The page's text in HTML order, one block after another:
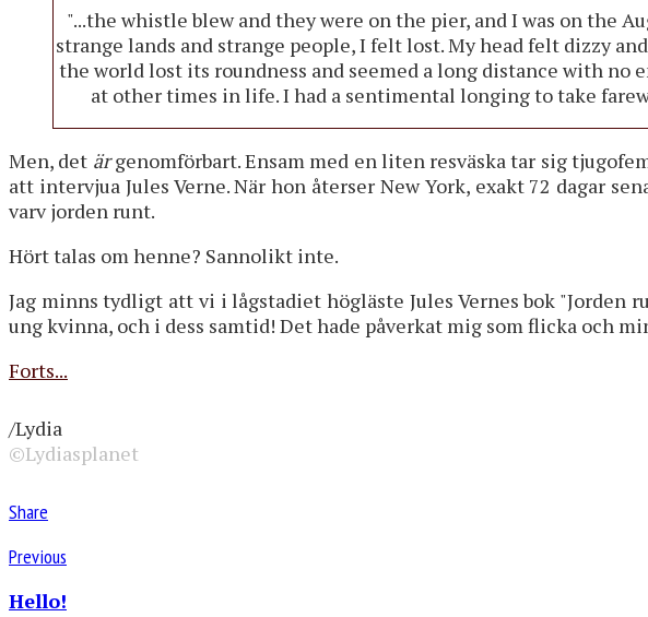
"...the whistle blew and they were on the pier, and I was on the
strange lands and strange people, I felt lost. My head felt dizzy
the world lost its roundness and seemed a long distance with no
at other times in life. I had a sentimental longing to take
Men, det ärgenomförbart. Ensam med en liten resväska tar sig
att intervjua Jules Verne. När hon återser New York, exakt 72 dagar
varv jorden runt.
Hört talas om henne? Sannolikt inte.
Jag minns tydligt att vi i lågstadiet högläste Jules Vernes bok
ung kvinna, och i dess samtid! Det hade påverkat mig som flicka och
Forts...
/Lydia
©Lydiasplanet
Share
Previous
Hello!